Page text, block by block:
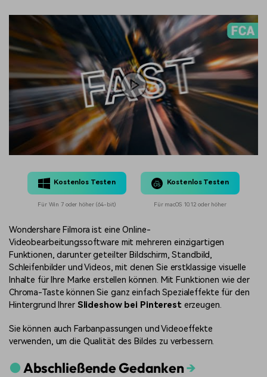
Kostenlos Testen
Für Win 7 oder höher (64-bit)
Kostenlos Testen
Für macOS 10.12 oder höher
Wondershare Filmora ist eine Online-
Videobearbeitungssoftware mit mehreren einzigartigen
Funktionen, darunter geteilter Bildschirm, Standbild,
Schleifenbilder und Videos, mit denen Sie erstklassige visuelle
Inhalte für Ihre Marke erstellen können. Mit Funktionen wie der
Chroma-Taste können Sie ganz einfach Spezialeffekte für den
Hintergrund Ihrer Slideshow bei Pinteresterzeugen.
Sie können auch Farbanpassungen und Videoeffekte
verwenden, um die Qualität des Bildes zu verbessern.
● Abschließende Gedanken→